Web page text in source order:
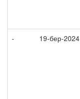
-
19-бер-2024